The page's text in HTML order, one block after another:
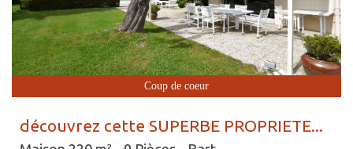
Coup de coeur
découvrez cette SUPERBE PROPRIETE...